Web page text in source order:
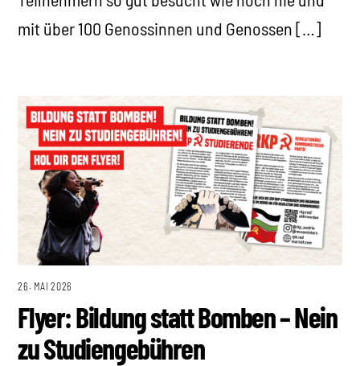
mit über 100 Genossinnen und Genossen […]
26. MAI 2026
Flyer: Bildung statt Bomben – Nein
zu Studiengebühren